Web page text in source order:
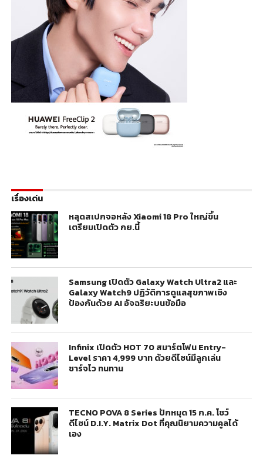
เรื่องเด่น
หลุดสเปกจอหลัง Xiaomi 18 Pro ใหญ่ขึ้น
เตรียมเปิดตัว กย.นี้
Samsung เปิดตัว Galaxy Watch Ultra2 และ
Galaxy Watch9 ปฏิวัติการดูแลสุขภาพเชิง
ป้องกันด้วย AI อัจฉริยะบนข้อมือ
Infinix เปิดตัว HOT 70 สมาร์ตโฟน Entry-
Level ราคา 4,999 บาท ด้วยดีไซน์มีลูกเล่น
ชาร์จไว ทนทาน
TECNO POVA 8 Series ปักหมุด 15 ก.ค. โชว์
ดีไซน์ D.I.Y. Matrix Dot ที่คุณนิยามความคูลได้
เอง